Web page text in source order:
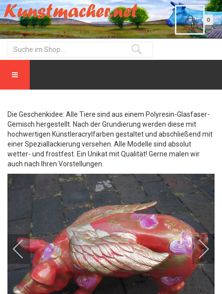
0
Die Geschenkidee: Alle Tiere sind aus einem Polyresin-Glasfaser-
Gemisch hergestellt. Nach der Grundierung werden diese mit
hochwertigen Künstleracrylfarben gestaltet und abschließend mit
einer Speziallackierung versehen. Alle Modelle sind absolut
wetter- und frostfest. Ein Unikat mit Qualität! Gerne malen wir
auch nach Ihren Vorstellungen.